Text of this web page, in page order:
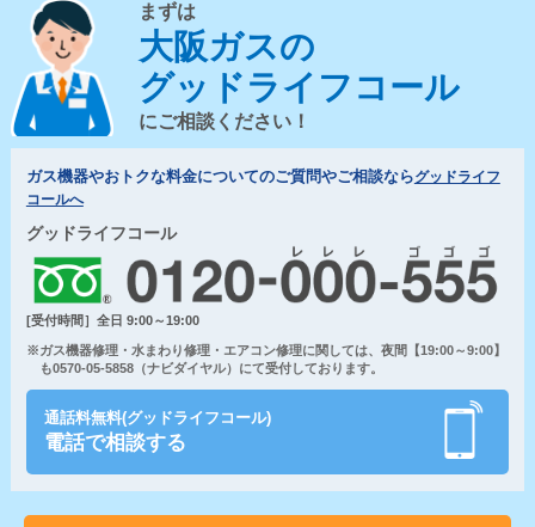
まずは
大阪ガスの
グッドライフコール
にご相談ください！
ガス機器やおトクな料金についてのご質問やご相談ならグッドライフ
コールへ
グッドライフコール
[受付時間］全日 9:00～19:00
※ガス機器修理・水まわり修理・エアコン修理に関しては、夜間【19:00～9:00】
も0570-05-5858（ナビダイヤル）にて受付しております。
通話料無料(グッドライフコール)
電話で相談する